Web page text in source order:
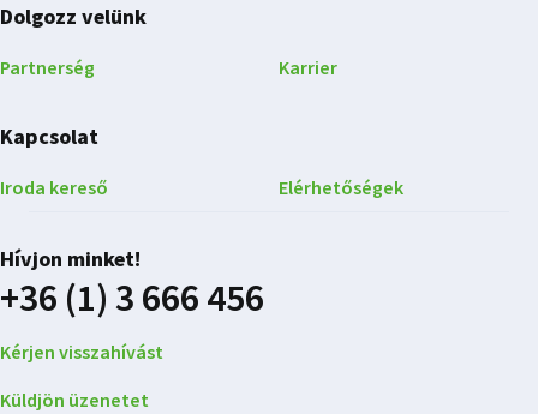
Dolgozz velünk
Partnerség Karrier
Kapcsolat
Iroda kereső Elérhetőségek
Hívjon minket!
+36 (1) 3 666 456
Kérjen visszahívást
Küldjön üzenetet